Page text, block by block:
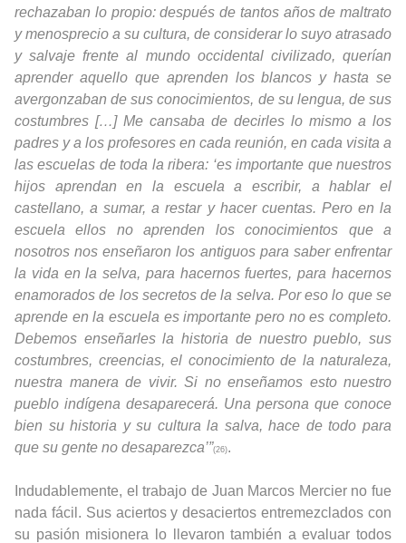
rechazaban lo propio: después de tantos años de maltrato
y menosprecio a su cultura, de considerar lo suyo atrasado
y salvaje frente al mundo occidental civilizado, querían
aprender aquello que aprenden los blancos y hasta se
avergonzaban de sus conocimientos, de su lengua, de sus
costumbres […] Me cansaba de decirles lo mismo a los
padres y a los profesores en cada reunión, en cada visita a
las escuelas de toda la ribera: ‘es importante que nuestros
hijos aprendan en la escuela a escribir, a hablar el
castellano, a sumar, a restar y hacer cuentas. Pero en la
escuela ellos no aprenden los conocimientos que a
nosotros nos enseñaron los antiguos para saber enfrentar
la vida en la selva, para hacernos fuertes, para hacernos
enamorados de los secretos de la selva. Por eso lo que se
aprende en la escuela es importante pero no es completo.
Debemos enseñarles la historia de nuestro pueblo, sus
costumbres, creencias, el conocimiento de la naturaleza,
nuestra manera de vivir. Si no enseñamos esto nuestro
pueblo indígena desaparecerá. Una persona que conoce
bien su historia y su cultura la salva, hace de todo para
que su gente no desaparezca’”(26).
Indudablemente, el trabajo de Juan Marcos Mercier no fue
nada fácil. Sus aciertos y desaciertos entremezclados con
su pasión misionera lo llevaron también a evaluar todos